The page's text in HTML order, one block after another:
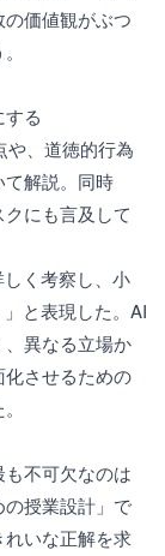
価値観がぶつ
る
や、道徳的行為
て解説。同時
にも言及して
く考察し、小
と表現した。AI
異なる立場か
させるための
不可欠なのは
の授業設計」で
いな正解を求